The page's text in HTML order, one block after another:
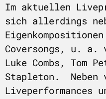
Im aktuellen
sich allerdings
Coversongs, u. a.
Luke Combs, Tom
Stapleton. Neben
Liveperformances